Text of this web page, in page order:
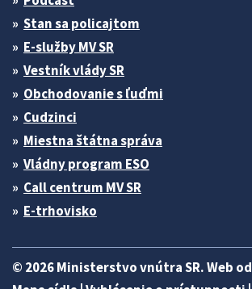
Stan sa policajtom
E-služby MV SR
Vestník vlády SR
Obchodovanie s ľuďmi
Cudzinci
Miestna štátna správa
Vládny program ESO
Call centrum MV SR
E-trhovisko
© 2026 Ministerstvo vnútra SR. Web od